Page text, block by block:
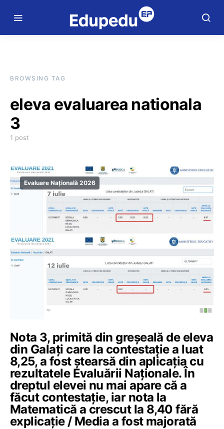
BROWSING TAG
eleva evaluarea nationala
3
1 post
Evaluare Națională 2026
Nota 3, primită din greșeală de eleva
din Galați care la contestație a luat
8,25, a fost ștearsă din aplicația cu
rezultatele Evaluării Naționale. În
dreptul elevei nu mai apare că a
făcut contestație, iar nota la
Matematică a crescut la 8,40 fără
explicație / Media a fost majorată